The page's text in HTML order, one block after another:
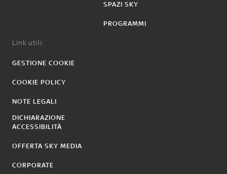
SPAZI SKY
PROGRAMMI
Link utili:
GESTIONE COOKIE
COOKIE POLICY
NOTE LEGALI
DICHIARAZIONE
ACCESSIBILITÀ
OFFERTA SKY MEDIA
CORPORATE